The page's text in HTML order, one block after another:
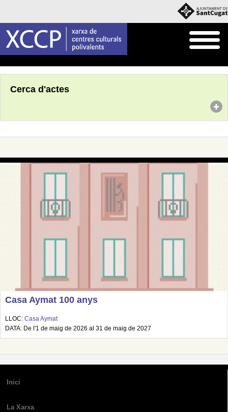
Cerca d'actes
Casa Aymat 100 anys
LLOC: Casa Aymat
DATA: De l'1 de maig de 2026 al 31 de maig de 2027
Inici
La Xarxa